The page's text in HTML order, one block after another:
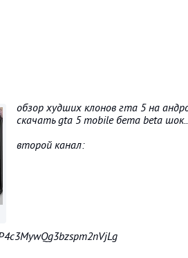
обзор худших клонов гта 5 на
скачать gta 5 mobile бета beta
второй канал: